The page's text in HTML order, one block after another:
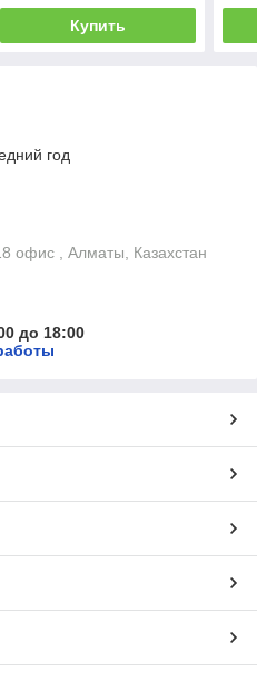
Купить
год
офис , Алматы, Казахстан
до 18:00